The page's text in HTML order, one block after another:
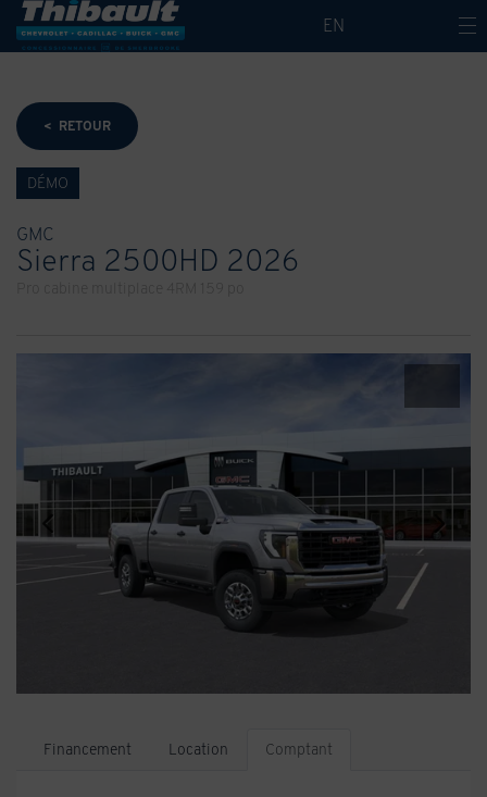
EN
< RETOUR
DÉMO
GMC
Sierra 2500HD 2026
Financement Location Comptant